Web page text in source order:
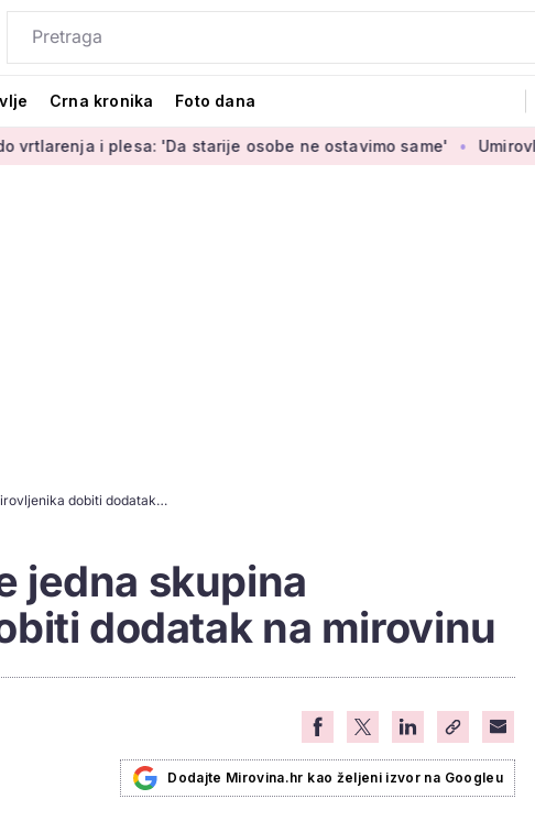
Crna kronika Foto dana
'Da starije osobe ne ostavimo same' Umirovljenica Jasmina
Poznato kada će jedna skupina umirovljenika dobiti dodatak na mirovinu
jedna skupina
dodatak na mirovinu
Dodajte Mirovina.hr kao željeni izvor na Googleu